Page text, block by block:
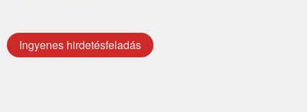
Ingyenes hirdetésfeladás